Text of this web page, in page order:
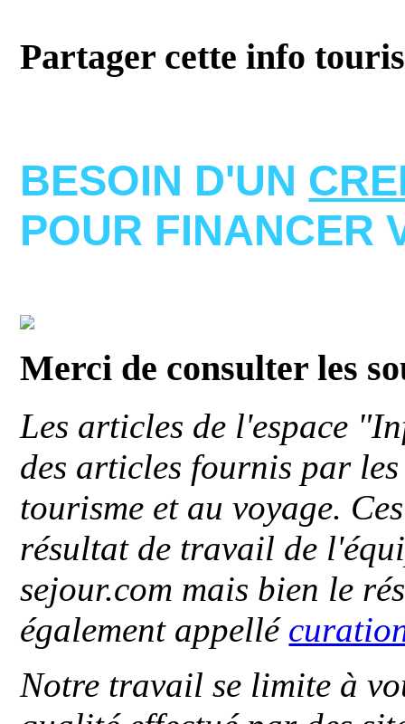
Partager cette info
BESOIN D'UN
POUR FINANCER
Merci de consulter les
Les articles de l'espace
des articles fournis par
tourisme et au voyage.
résultat de travail de
sejour.com mais bien le
également appellé
Notre travail se limite à